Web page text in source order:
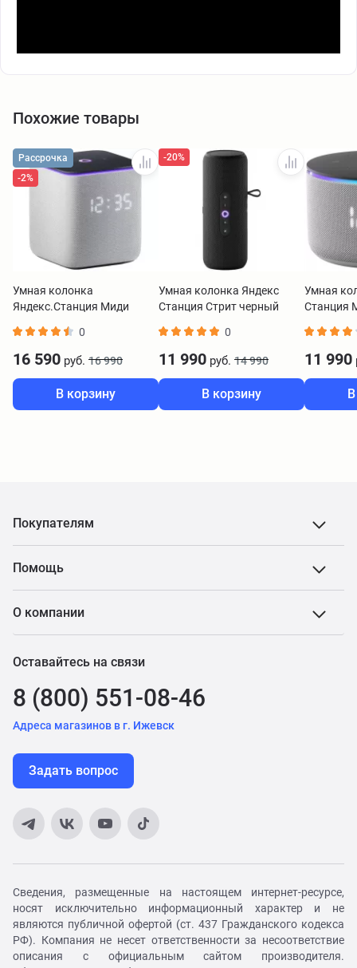
Похожие товары
Рассрочка
-2%
Умная колонка
Яндекс.Станция Миди
0
16 590 руб. 16 990
В корзину
-20%
Умная колонка Яндекс
Станция Стрит черный
0
11 990 руб. 14 990
В корзину
Умная
Станция
00059GRY
11 990
Покупателям
Помощь
О компании
Оставайтесь на связи
8 (800) 551-08-46
Адреса магазинов в г. Ижевск
Задать вопрос
Сведения, размещенные на настоящем интернет-ресурсе,
носят исключительно информационный характер и не
являются публичной офертой (ст. 437 Гражданского кодекса
РФ). Компания не несет ответственности за несоответствие
описания с официальным сайтом производителя.